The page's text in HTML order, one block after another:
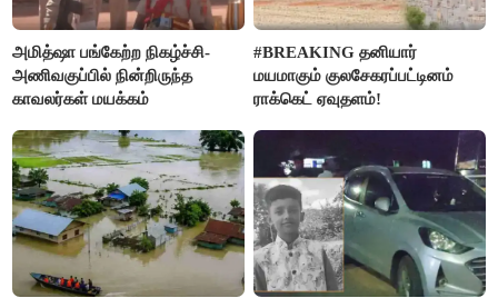
அமித்ஷா பங்கேற்ற நிகழ்ச்சி-
அணிவகுப்பில் நின்றிருந்த
காவலர்கள் மயக்கம்
#BREAKING தனியார்
மயமாகும் குலசேகரப்பட்டினம்
ராக்கெட் ஏவுதளம்!